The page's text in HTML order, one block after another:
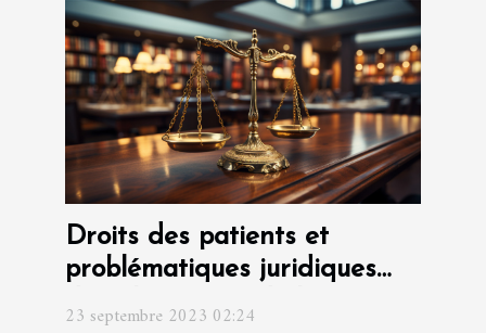
Droits des patients et
problématiques juridiques
23 septembre 2023 02:24